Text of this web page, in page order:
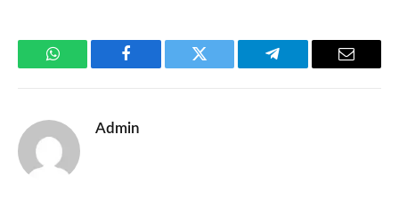
WhatsApp Facebook Twitter Telegram Email
Admin